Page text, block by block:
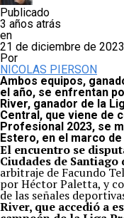
Publicado
3 años atrás
en
21 de diciembre de 2023
Por
NICOLAS PIERSON
Ambos equipos,
el año, se enfrentan
River, ganador de la
Central, que viene de
Profesional 2023, se
Estero, en el marco
El encuentro se
Ciudades de Santiago
arbitraje de Facundo
por Héctor Paletta, y
de las señales
River, que accedió a